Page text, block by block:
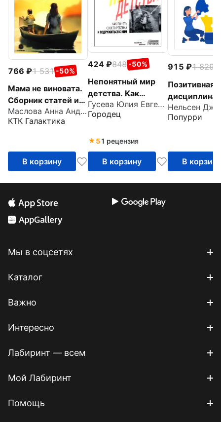
766 1 531 -50%
Мама не виновата.
Сборник статей и
рассказов для
родителей
Маслова Анна Андреевна
КТК Галактика
В корзину
424 848 -50%
Непонятный мир
детства. Как
понять своего
ребенка и
Гусева Юлия Евгеньевна
Городец
51 рецензия
В корзину
915 1 829
Позитивная
дисциплина.
помочь
развить
Нельсен
Попурри
В корзину
Мы в соцсетях
Каталог
Важно
Интересно
Лабиринт — всем
Мой Лабиринт
Помощь